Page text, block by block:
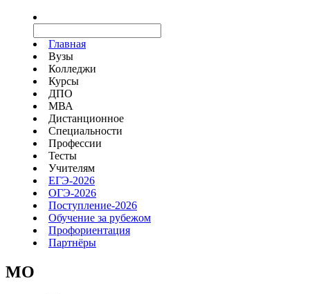
Главная
Вузы
Колледжи
Курсы
ДПО
МВА
Дистанционное
Специальности
Профессии
Тесты
Учителям
ЕГЭ-2026
ОГЭ-2026
Поступление-2026
Обучение за рубежом
Профориентация
Партнёры
MO